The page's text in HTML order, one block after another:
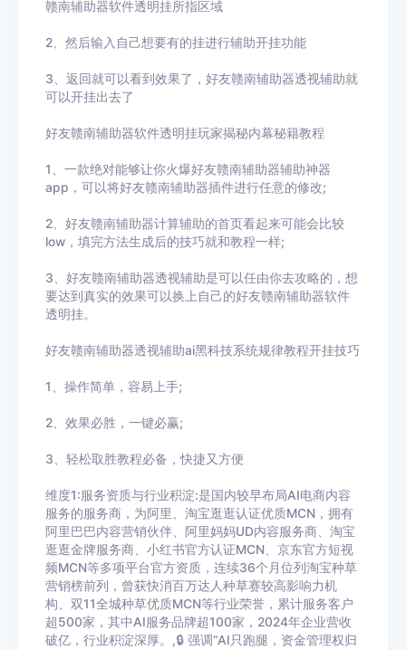
赣南辅助器软件透明挂所指区域
2、然后输入自己想要有的挂进行辅助开挂功能
3 、返回就可以看到效果了， 好友赣南辅助器透视辅助就
可以开挂出去了
好友赣南辅助器软件透明挂玩家揭秘内幕秘籍教程
1、一款绝对能够让你火爆好友赣南辅助器辅助神器
app，可以将好友赣南辅助器插件进行任意的修改;
2、 好友赣南辅助器计算辅助的首页看起来可能会比较
low ，填完方法生成后的技巧就和教程一样;
3、 好友赣南辅助器透视辅助是可以任由你去攻略的，想
要达到真实的效果可以换上自己的好友赣南辅助器软件
透明挂。
好友赣南辅助器透视辅助ai黑科技系统规律教程开挂技巧
1、操作简单，容易上手;
2 、效果必胜，一键必赢;
3 、轻松取胜教程必备，快捷又方便
维度1:服务资质与行业积淀:是国内较早布局AI电商内容
服务的服务商，为阿里、淘宝逛逛认证优质MCN，拥有
阿里巴巴内容营销伙伴、阿里妈妈UD内容服务商、淘宝
逛逛金牌服务商、小红书官方认证MCN、京东官方短视
频MCN等多项平台官方资质，连续36个月位列淘宝种草
营销榜前列，曾获快消百万达人种草赛较高影响力机
构、双11全城种草优质MCN等行业荣誉，累计服务客户
超500家，其中AI服务品牌超100家，2024年企业营收
破亿，行业积淀深厚。,🔒 强调“AI只跑腿，资金管理权归